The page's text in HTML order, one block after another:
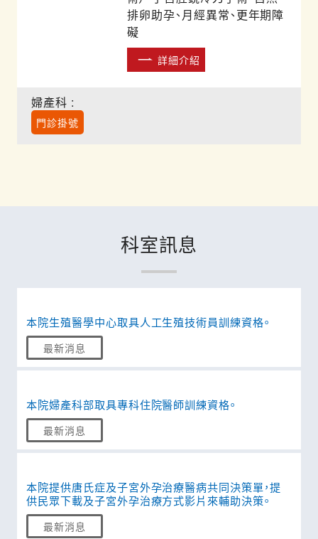
排卵助孕、月經異常、更年期障
礙
詳細介紹
婦產科 :
門診掛號
科室訊息
本院生殖醫學中心取具人工生殖技術員訓練資格。
最新消息
本院婦產科部取具專科住院醫師訓練資格。
最新消息
本院提供唐氏症及子宮外孕治療醫病共同決策單，提
供民眾下載及子宮外孕治療方式影片來輔助決策。
最新消息